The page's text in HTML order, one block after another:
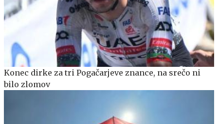
Konec dirke za tri Pogačarjeve znance, na srečo ni
bilo zlomov